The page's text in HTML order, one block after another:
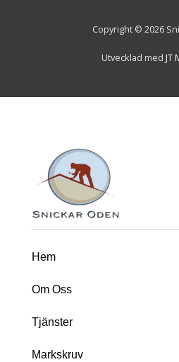
Copyright © 2026
Utvecklad med JT
Hem
Om Oss
Tjänster
Markskruv